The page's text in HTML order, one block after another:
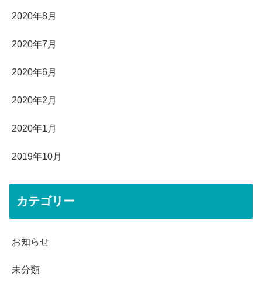
2020年8月
2020年7月
2020年6月
2020年2月
2020年1月
2019年10月
カテゴリー
お知らせ
未分類